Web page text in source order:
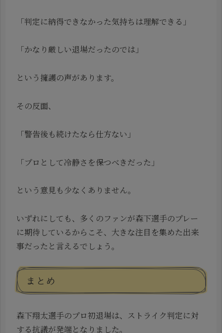
「判定に納得できなかった気持ちは理解できる」
「かなり厳しい退場だったのでは」
という擁護の声があります。
その反面、
「警告後も続けたなら仕方ない」
「プロとして冷静さを保つべきだった」
という意見も少なくありません。
いずれにしても、多くのファンが森下選手のプレー
に期待しているからこそ、大きな注目を集めた出来
事だったと言えるでしょう。
まとめ
森下翔太選手のプロ初退場は、ストライク判定に対
する抗議が発端となりました。